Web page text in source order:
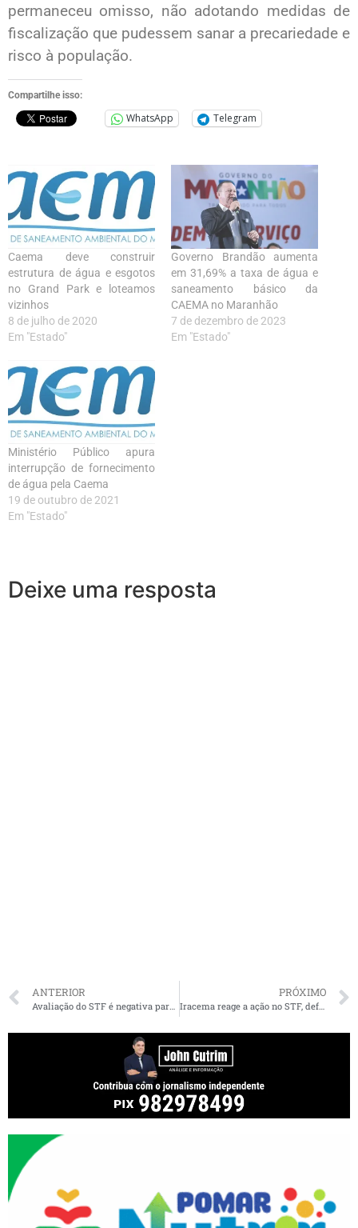
permaneceu omisso, não adotando medidas de
fiscalização que pudessem sanar a precariedade e
risco à população.
Compartilhe isso:
WhatsApp Telegram
Caema deve construir
estrutura de água e esgotos
no Grand Park e loteamos
vizinhos
8 de julho de 2020
Em "Estado"
Governo Brandão aumenta
em 31,69% a taxa de água e
saneamento básico da
CAEMA no Maranhão
7 de dezembro de 2023
Em "Estado"
Ministério Público apura
interrupção de fornecimento
de água pela Caema
19 de outubro de 2021
Em "Estado"
Deixe uma resposta
ANTERIOR PRÓXIMO
Iracema reage a ação no STF, defende protagonismo feminino e dispara: “Estão incomodados por ser mulher, do interior e sem sobrenome político”